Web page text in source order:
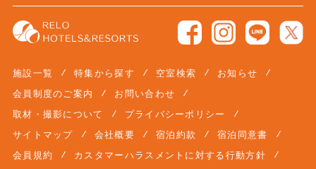
施設一覧 特集から探す 空室検索
お知らせ
会員制度のご案内
お問い合わせ
取材・撮影について
プライバシーポリシー
サイトマップ
会社概要 宿泊約款
宿泊同意書
会員規約
カスタマーハラスメントに対する行動方針